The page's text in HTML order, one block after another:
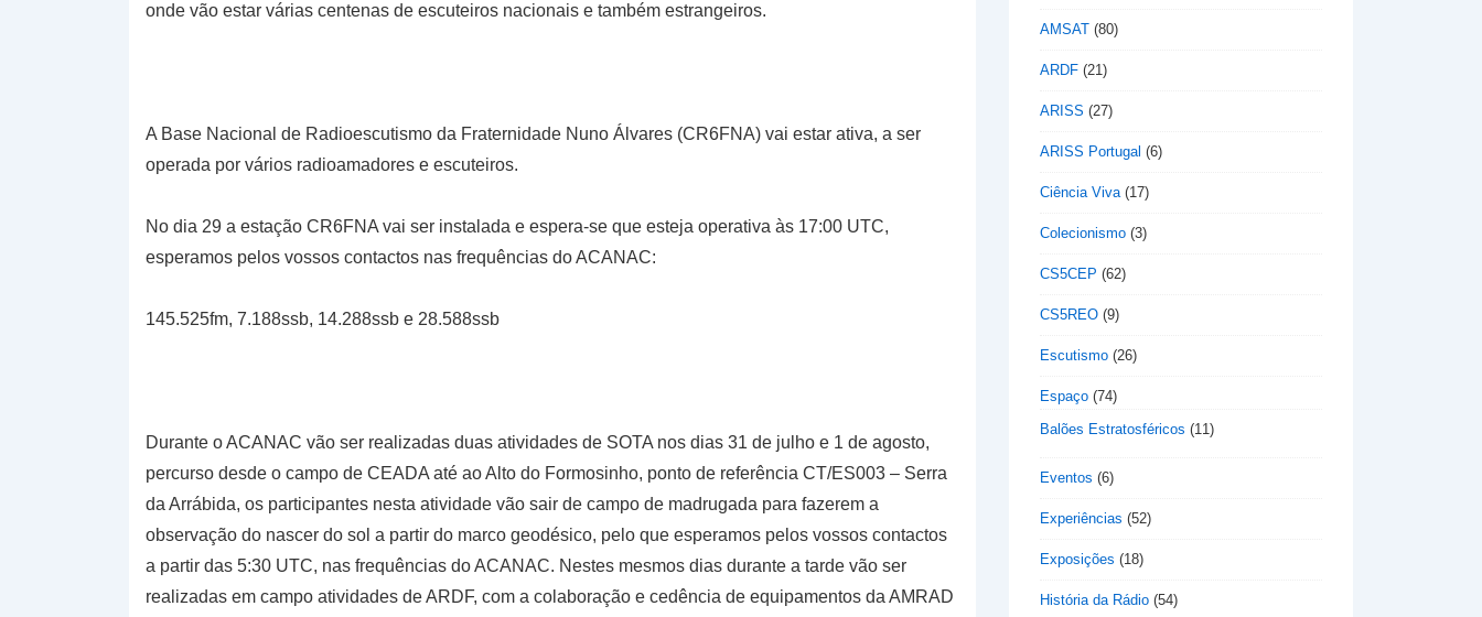
onde vão estar várias centenas de escuteiros nacionais e também estrangeiros.
A Base Nacional de Radioescutismo da Fraternidade Nuno Álvares (CR6FNA) vai estar ativa, a ser
operada por vários radioamadores e escuteiros.
No dia 29 a estação CR6FNA vai ser instalada e espera-se que esteja operativa às 17:00 UTC,
esperamos pelos vossos contactos nas frequências do ACANAC:
145.525fm, 7.188ssb, 14.288ssb e 28.588ssb
Durante o ACANAC vão ser realizadas duas atividades de SOTA nos dias 31 de julho e 1 de agosto,
percurso desde o campo de CEADA até ao Alto do Formosinho, ponto de referência CT/ES003 – Serra
da Arrábida, os participantes nesta atividade vão sair de campo de madrugada para fazerem a
observação do nascer do sol a partir do marco geodésico, pelo que esperamos pelos vossos contactos
a partir das 5:30 UTC, nas frequências do ACANAC. Nestes mesmos dias durante a tarde vão ser
realizadas em campo atividades de ARDF, com a colaboração e cedência de equipamentos da AMRAD
AMSAT (80)
ARDF (21)
ARISS (27)
ARISS Portugal (6)
Ciência Viva(17)
Colecionismo (3)
CS5CEP (62)
CS5REO (9)
Escutismo (26)
Espaço (74)
Balões Estratosféricos (11)
Eventos (6)
Experiências (52)
Exposições (18)
História da Rádio (54)